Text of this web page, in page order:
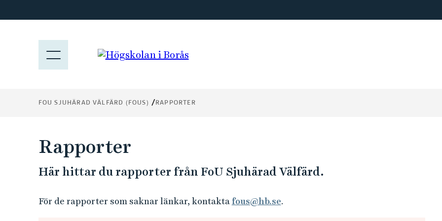
o
N
FOU SJUHÄRAD VÄLFÄRD (FOUS) RAPPORTER
Rapporter
Här hittar du rapporter från FoU Sjuhärad Välfärd.
För de rapporter som saknar länkar, kontaktafous@hb.se.